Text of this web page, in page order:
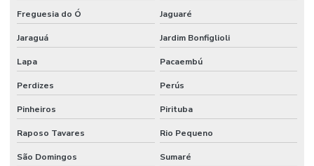
Especialistas em cftv
Gerenciamento de visitantes com controle de acesso
Gravação em nuvem para cftv corporativo
Identificação facial para condominios
Instalação de camera ip
Instalação de câmeras de segurança preço
Freguesia do Ó Jaguaré
Jaraguá Jardim Bonfiglioli
Lapa Pacaembú
Perdizes Perús
Pinheiros Pirituba
Raposo Tavares Rio Pequeno
São Domingos Sumaré